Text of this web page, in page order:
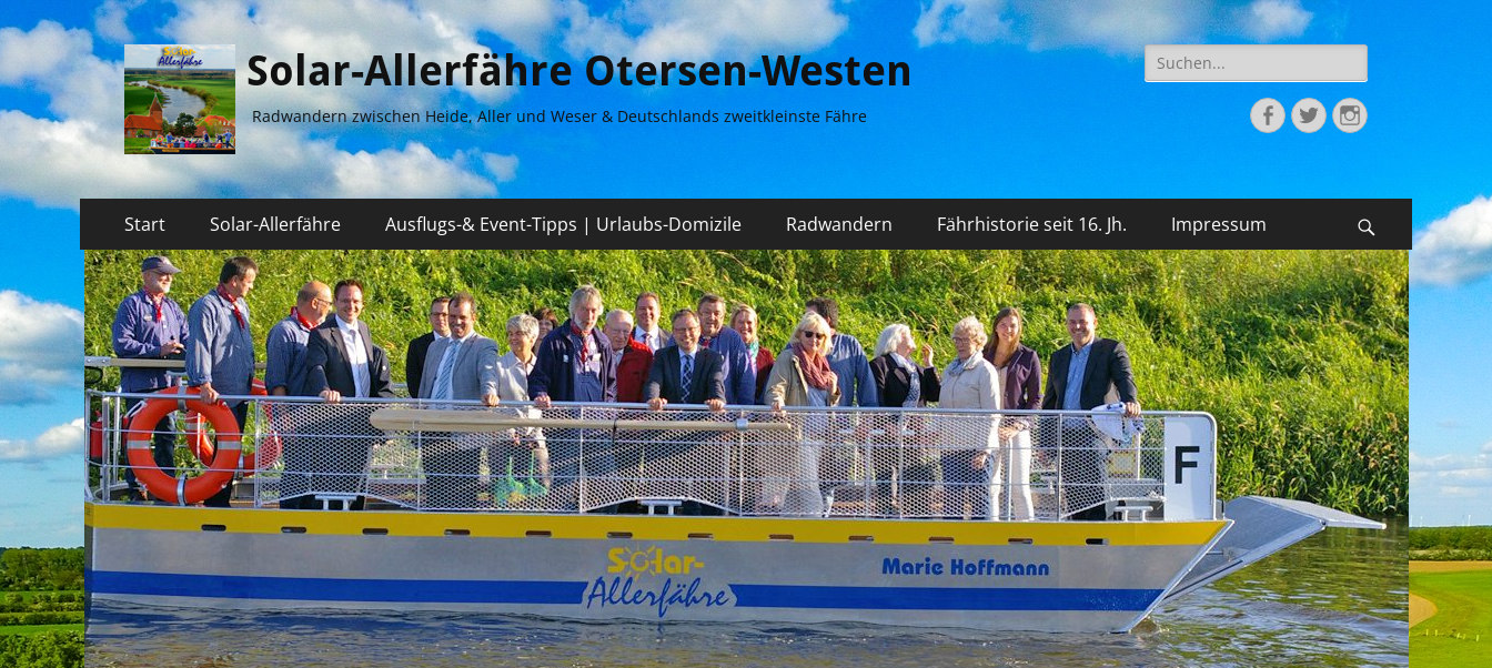
Solar-Allerfähre Otersen-Westen
Radwandern zwischen Heide, Aller und Weser & Deutschlands zweitkleinste Fähre
Suche
nach:
Facebook
TwitterInstagram
Primäres
Menü
Springe
zum
Inhalt
Start Solar-Allerfähre Ausflugs-& Event-Tipps | Urlaubs-Domizile Radwandern Fährhistorie seit 16. Jh. Impressum Suchen